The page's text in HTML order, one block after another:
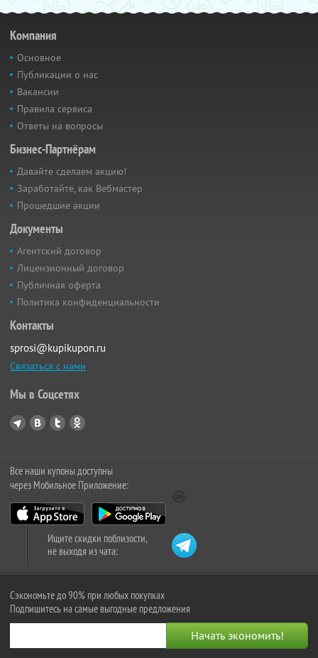
Компания
Основное
Публикации о нас
Вакансии
Правила сервиса
Ответы на вопросы
Бизнес-Партнёрам
Давайте сделаем акцию!
Заработайте, как Вебмастер
Прошедшие акции
Документы
Агентский договор
Лицензионный договор
Публичная оферта
Политика конфиденциальности
Контакты
sprosi@kupikupon.ru
Связаться с нами
Мы в Соцсетях
Все наши купоны доступны
через Мобильное Приложение:
Ищите скидки поблизости,
не выходя из чата:
Сэкономьте до 90% при любых покупках
Подпишитесь на самые выгодные предложения